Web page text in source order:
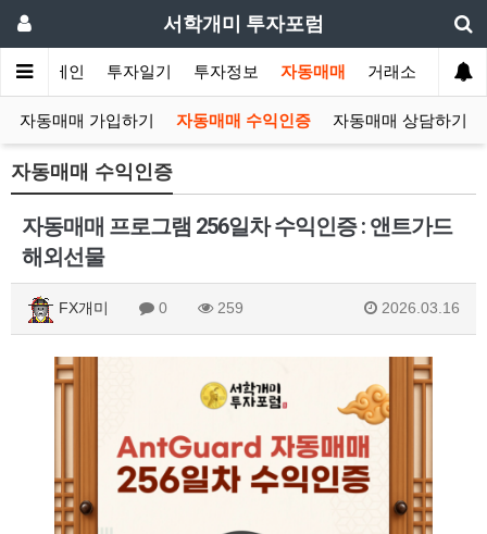
서학개미 투자포럼
메인 투자일기 투자정보 자동매매 거래소
자동매매 가입하기 자동매매 수익인증 자동매매 상담하기
자동매매 수익인증
자동매매 프로그램 256일차 수익인증 : 앤트가드
해외선물
FX개미 0 259 2026.03.16